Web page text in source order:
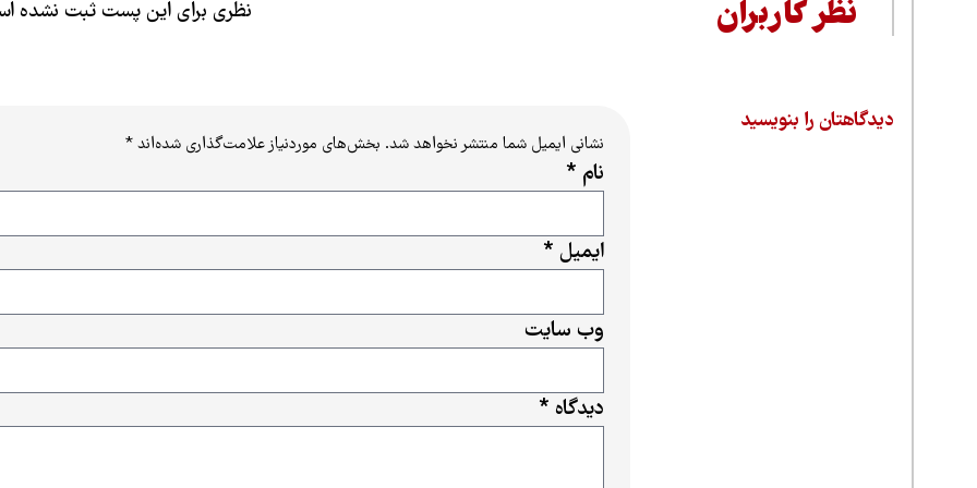
نظر کاربران نظری برای این پست ثبت نشده
دیدگاهتان را بنویسید
نشانی ایمیل شما منتشر نخواهد شد. بخش‌های موردنیاز علامت‌گذاری شده‌اند*
دیدگاه *
نام *
ایمیل *
وب‌ سایت